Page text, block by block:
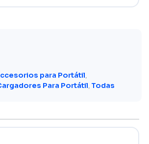
para Portátil,
Para Portátil, Todas